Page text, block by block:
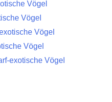
Vögel
Vögel
Vögel
Vögel
exotische Vögel